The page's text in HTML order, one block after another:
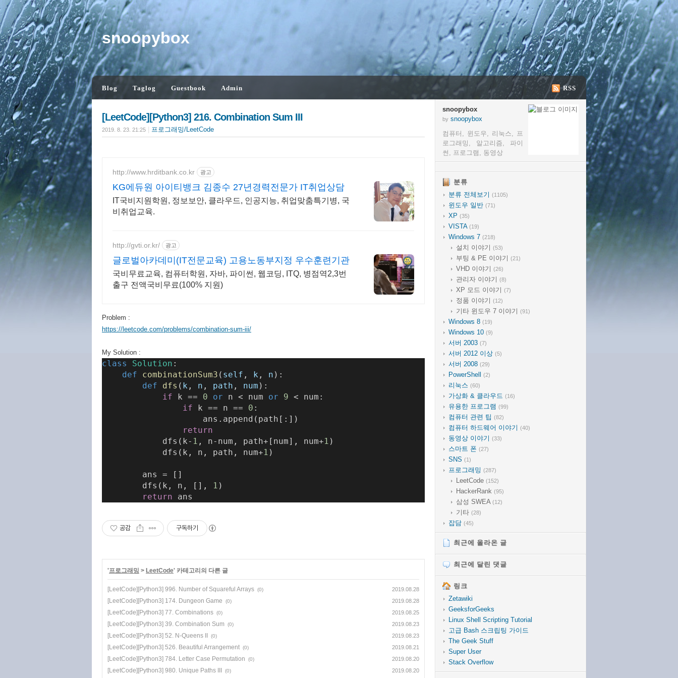
snoopybox
Blog Taglog Guestbook Admin RSS
[LeetCode][Python3] 216. Combination Sum III
2019. 8. 23. 21:25 프로그래밍/LeetCode
http://www.hrditbank.co.kr 광고
KG에듀원 아이티뱅크 김종수 27년경력전문가 IT취업상담
IT국비지원학원, 정보보안, 클라우드, 인공지능, 취업맞춤특기병, 국
비취업교육.
http://gvti.or.kr/ 광고
글로벌아카데미(IT전문교육) 고용노동부지정 우수훈련기관
국비무료교육, 컴퓨터학원, 자바, 파이썬, 웹코딩, ITQ, 병점역2,3번
출구 전액국비무료(100% 지원)
Problem :
https://leetcode.com/problems/combination-sum-iii/
My Solution :
class Solution :
def
combinationSum3 ( self , k , n ):
def
dfs ( k , n , path , num ):
if k == 0 or n < num or 9 < num:
if k == n == 0 :
                    ans.append(path[:])
return
            dfs(k-
1 , n-num, path+[num], num+1 )
            dfs(k, n, path, num+
1 )
        ans = []
        dfs(k, n, [],
1 )
return ans
공감 구독하기
'프로그래밍 > LeetCode' 카테고리의 다른 글
[LeetCode][Python3] 996. Number of Squareful Arrays (0) 2019.08.28
[LeetCode][Python3] 174. Dungeon Game (0) 2019.08.28
[LeetCode][Python3] 77. Combinations (0) 2019.08.25
[LeetCode][Python3] 39. Combination Sum (0) 2019.08.23
[LeetCode][Python3] 52. N-Queens II (0) 2019.08.23
[LeetCode][Python3] 526. Beautiful Arrangement (0) 2019.08.21
[LeetCode][Python3] 784. Letter Case Permutation (0) 2019.08.20
[LeetCode][Python3] 980. Unique Paths III (0) 2019.08.20
snoopybox
by snoopybox
컴퓨터, 윈도우, 리눅스, 프
로그래밍, 알고리즘, 파이
썬, 프로그램, 동영상
분류
분류
분류 전체보기 (1105)
윈도우 일반 (71)
XP (35)
VISTA (19)
Windows 7 (218)
설치 이야기 (53)
부팅 & PE 이야기 (21)
VHD 이야기 (26)
관리자 이야기 (8)
XP 모드 이야기 (7)
정품 이야기 (12)
기타 윈도우 7 이야기 (91)
Windows 8 (19)
Windows 10 (9)
서버 2003 (7)
서버 2012 이상 (5)
서버 2008 (29)
PowerShell (2)
리눅스 (60)
가상화 & 클라우드 (16)
유용한 프로그램 (99)
컴퓨터 관련 팁 (82)
컴퓨터 하드웨어 이야기 (40)
동영상 이야기 (33)
스마트 폰 (27)
SNS (1)
프로그래밍 (287)
LeetCode (152)
HackerRank (95)
삼성 SWEA (12)
기타 (28)
잡담 (45)
최근에 올라온 글
최근에 올라온 글
최근에 달린 댓글
최근에 달린 댓글
링크
링크
Zetawiki
GeeksforGeeks
Linux Shell Scripting Tutorial
고급 Bash 스크립팅 가이드
The Geek Stuff
Super User
Stack Overflow